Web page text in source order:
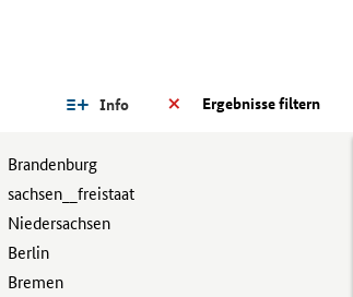
Ergebnisse filtern
Info
Brandenburg
sachsen__freistaat
Niedersachsen
Berlin
Bremen